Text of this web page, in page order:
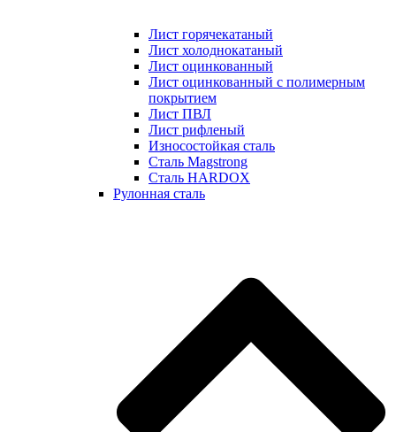
Лист горячекатаный
Лист холоднокатаный
Лист оцинкованный
Лист оцинкованный с полимерным
покрытием
Лист ПВЛ
Лист рифленый
Износостойкая сталь
Сталь Magstrong
Сталь HARDOX
Рулонная сталь